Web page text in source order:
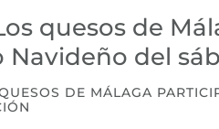
quesos de
Navideño del
DE MÁLAGA